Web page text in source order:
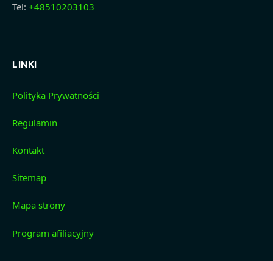
Tel: +48510203103
LINKI
Polityka Prywatności
Regulamin
Kontakt
Sitemap
Mapa strony
Program afiliacyjny